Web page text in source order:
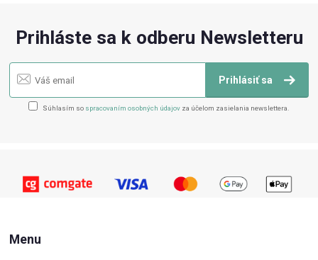
Prihláste sa k odberu Newsletteru
Prihlásiť sa
Súhlasím so spracovaním osobných údajov za účelom zasielania newslettera.
Menu